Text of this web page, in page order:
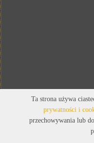
Ta strona używa
prywatności i
przechowywania lub